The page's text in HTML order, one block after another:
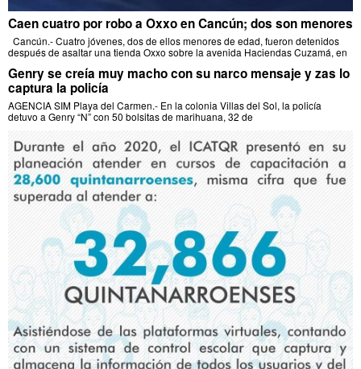
Caen cuatro por robo a Oxxo en Cancún; dos son menores
Cancún.- Cuatro jóvenes, dos de ellos menores de edad, fueron detenidos
después de asaltar una tienda Oxxo sobre la avenida Haciendas Cuzamá, en
Genry se creía muy macho con su narco mensaje y zas lo
captura la policía
AGENCIA SIM Playa del Carmen.- En la colonia Villas del Sol, la policía
detuvo a Genry “N” con 50 bolsitas de marihuana, 32 de